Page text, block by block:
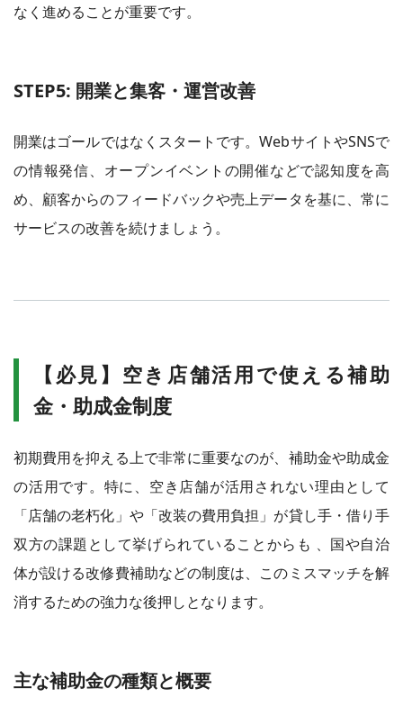
なく進めることが重要です。
STEP5: 開業と集客・運営改善
開業はゴールではなくスタートです。WebサイトやSNSで
の情報発信、オープンイベントの開催などで認知度を高
め、顧客からのフィードバックや売上データを基に、常に
サービスの改善を続けましょう。
【必見】空き店舗活用で使える補助
金・助成金制度
初期費用を抑える上で非常に重要なのが、補助金や助成金
の活用です。特に、空き店舗が活用されない理由として
「店舗の老朽化」や「改装の費用負担」が貸し手・借り手
双方の課題として挙げられていることからも 、国や自治
体が設ける改修費補助などの制度は、このミスマッチを解
消するための強力な後押しとなります。
主な補助金の種類と概要